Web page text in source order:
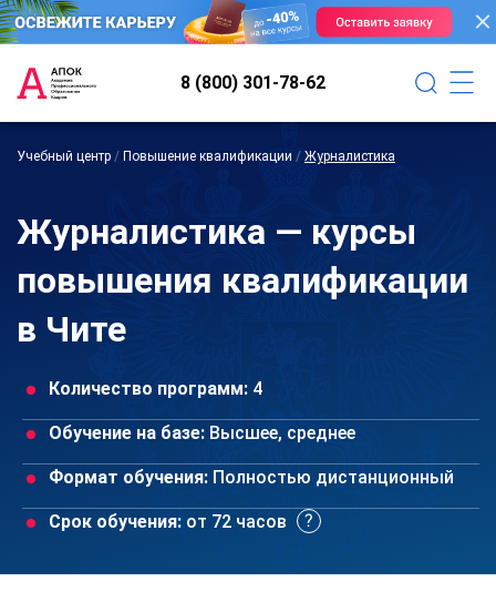
8 (800) 301-78-62
Учебный центр / Повышение квалификации / Журналистика
Журналистика — курсы
повышения квалификации
в Чите
Количество программ: 4
Обучение на базе: Высшее, среднее
Формат обучения: Полностью дистанционный
Срок обучения: от 72 часов